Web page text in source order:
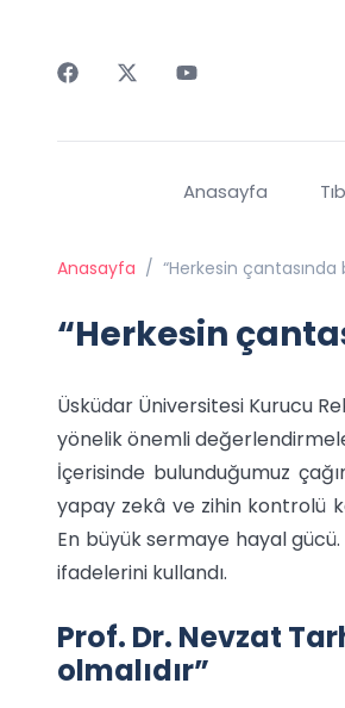
Anasayfa
Anasayfa / “Herkesin çantasında
“Herkesin
Üsküdar Üniversitesi Kurucu
yönelik önemli
İçerisinde bulunduğumuz
yapay zekâ ve zihin kontrolü
En büyük sermaye hayal gücü.
ifadelerini kullandı.
Prof. Dr. Nevzat
olmalıdır”